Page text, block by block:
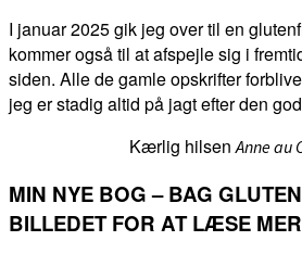
I januar 2025 gik jeg over til en
kommer også til at afspejle sig i
siden. Alle de gamle opskrifter
jeg er stadig altid på jagt efter den
Kærlig hilsenAnne au
MIN NYE BOG – BAG
BILLEDET FOR AT LÆSE